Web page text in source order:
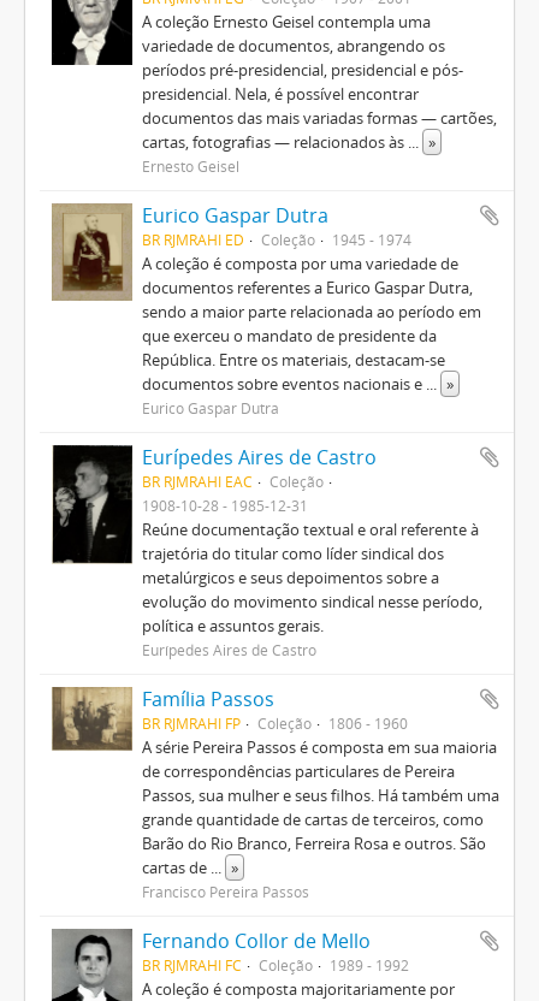
A coleção Ernesto Geisel contempla uma
variedade de documentos, abrangendo os
períodos pré-presidencial, presidencial e pós-
presidencial. Nela, é possível encontrar
documentos das mais variadas formas — cartões,
cartas, fotografias — relacionados às ... »
Ernesto Geisel
Eurico Gaspar Dutra
BR RJMRAHI ED Coleção 1945 - 1974
A coleção é composta por uma variedade de
documentos referentes a Eurico Gaspar Dutra,
sendo a maior parte relacionada ao período em
que exerceu o mandato de presidente da
República. Entre os materiais, destacam-se
documentos sobre eventos nacionais e ... »
Eurico Gaspar Dutra
Eurípedes Aires de Castro
BR RJMRAHI EAC
Coleção
1908-10-28 - 1985-12-31
Reúne documentação textual e oral referente à
trajetória do titular como líder sindical dos
metalúrgicos e seus depoimentos sobre a
evolução do movimento sindical nesse período,
política e assuntos gerais.
Eurípedes Aires de Castro
Família Passos
BR RJMRAHI FP Coleção 1806 - 1960
A série Pereira Passos é composta em sua maioria
de correspondências particulares de Pereira
Passos, sua mulher e seus filhos. Há também uma
grande quantidade de cartas de terceiros, como
Barão do Rio Branco, Ferreira Rosa e outros. São
cartas de ... »
Francisco Pereira Passos
Fernando Collor de Mello
BR RJMRAHI FC Coleção 1989 - 1992
A coleção é composta majoritariamente por